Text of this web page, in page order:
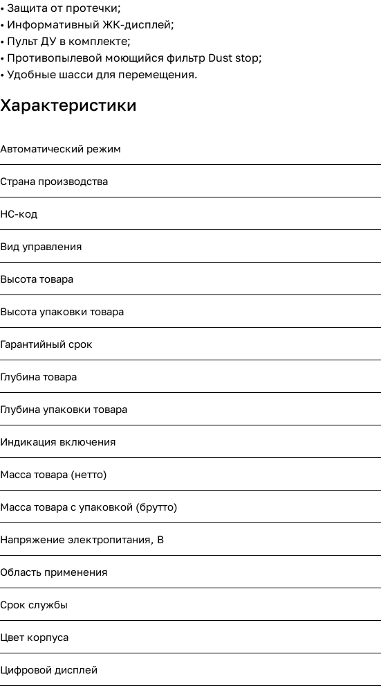
• Защита от протечки;
• Информативный ЖК-дисплей;
• Пульт ДУ в комплекте;
• Противопылевой моющийся фильтр Dust stop;
• Удобные шасси для перемещения.
Характеристики
Автоматический режим
Страна производства
НС-код
Вид управления
Высота товара
Высота упаковки товара
Гарантийный срок
Глубина товара
Глубина упаковки товара
Индикация включения
Масса товара (нетто)
Масса товара с упаковкой (брутто)
Напряжение электропитания, В
Область применения
Срок службы
Цвет корпуса
Цифровой дисплей